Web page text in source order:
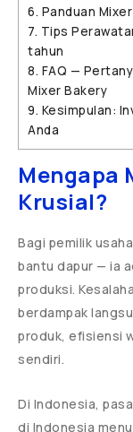
6. Panduan
7. Tips
tahun
8. FAQ —
Mixer Bakery
9. Kesimpulan:
Anda
Mengapa
Krusial?
Bagi pemilik
bantu dapur — ia
produksi.
berdampak
produk, efisiensi
sendiri.
Di Indonesia,
di Indonesia